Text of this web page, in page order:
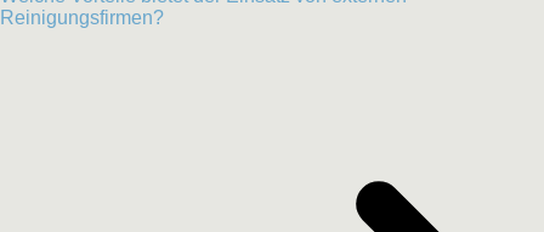
Reinigungsfirmen?